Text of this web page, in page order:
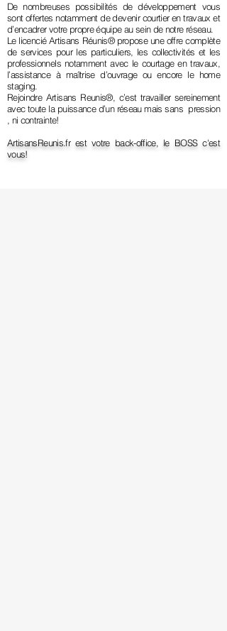
De nombreuses possibilités de développement vous
sont offertes notamment de devenir courtier en travaux et
d’encadrer votre propre équipe au sein de notre réseau.
Le licencié Artisans Réunis® propose une offre complète
de services pour les particuliers, les collectivités et les
professionnels notamment avec le courtage en travaux,
l’assistance à maîtrise d’ouvrage ou encore le home
staging.
Rejoindre Artisans Reunis®, c’est travailler sereinement
avec toute la puissance d’un réseau mais sans pression
, ni contrainte!
ArtisansReunis.fr est votre back-office, le BOSS c'est
vous!